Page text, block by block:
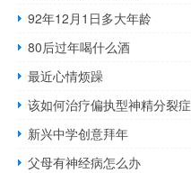
92年12月1日多大年龄
80后过年喝什么酒
最近心情烦躁
该如何治疗偏执型神精分裂症
新兴中学创意拜年
父母有神经病怎么办